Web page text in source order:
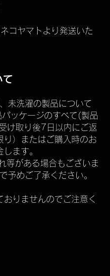
コヤマトより発送いた
て
未洗濯の製品について
ッケージのすべて(製品
け取り後7日以内にご返
り）またはご購入時のお
ます。
等がある場合もございま
予めご了承ください。
りませんのでご注意く